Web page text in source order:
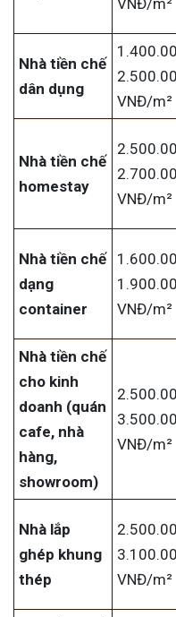
VNĐ/m²
Nhà tiền chế
dân dụng
VNĐ/m²
Nhà tiền chế
homestay
VNĐ/m²
Nhà tiền chế
dạng
container
VNĐ/m²
Nhà tiền chế
cho kinh
doanh (quán
cafe, nhà
hàng,
showroom)
VNĐ/m²
Nhà lắp
ghép khung
thép
VNĐ/m²